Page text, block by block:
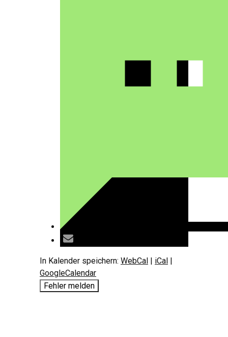
In Kalender speichern: WebCal | iCal |
GoogleCalendar
Fehler melden